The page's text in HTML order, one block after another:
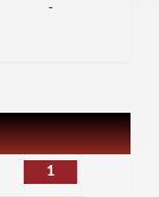
-
1